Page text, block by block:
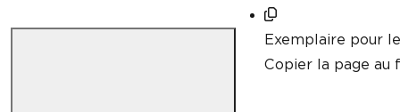
Exemplaire pour
Copier la page au